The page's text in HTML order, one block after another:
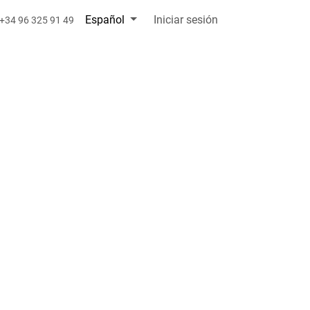
+34 96 325 91 49 Español Iniciar sesión